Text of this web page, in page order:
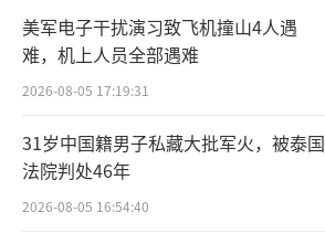
美军电子干扰演习致飞机撞山4人遇
难，机上人员全部遇难
2026-08-05 17:19:31
31岁中国籍男子私藏大批军火，被泰国
法院判处46年
2026-08-05 16:54:40